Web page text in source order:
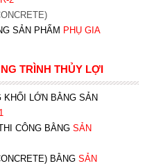
SẢN PHẨM PHỤ GIA
TRÌNH THỦY LỢI
KHỐI LỚN BẰNG SẢN
CÔNG BẰNG SẢN
BẰNG SẢN